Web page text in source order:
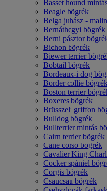
Basset hound
Beagle bögrék
Belga juhász -
Bernáthegyi bögrék
Berni pásztor
Bichon bögrék
Biewer terrier
Bobtail bögrék
Bordeaux-i dog
Border collie bögrék
Boston terrier
Boxeres bögrék
Brüsszeli griffon
Bulldog bögrék
Bullterrier mintás
Cairn terrier bögrék
Cane corso bögrék
Cavalier King
Cocker spániel
Corgis bögrék
Csaucsau bögrék